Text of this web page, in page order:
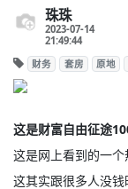
珠珠
2023-07-14
21:49:44
财务 套房 原地
这是财富自由征途
这是网上看到的一个
这其实跟很多人没